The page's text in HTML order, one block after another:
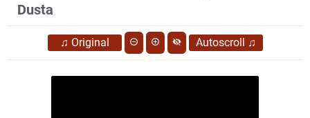
Dusta
♫ Original Autoscroll ♫